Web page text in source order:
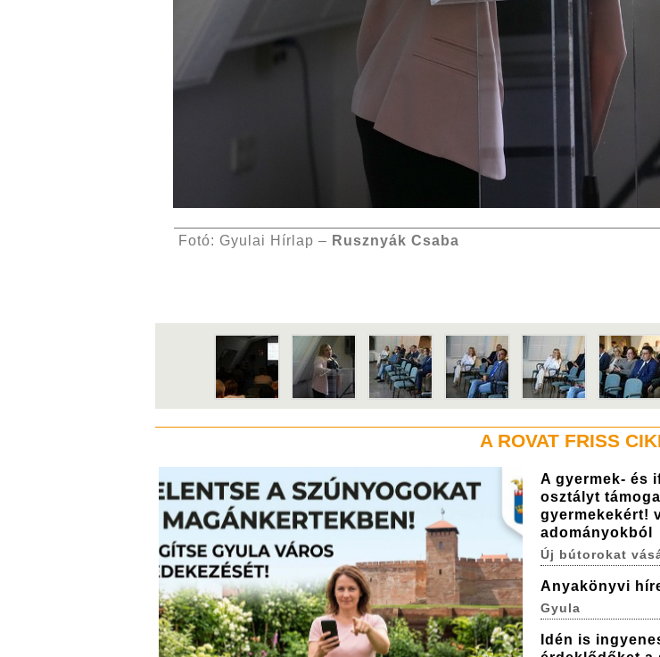
Fotó: Gyulai Hírlap – Rusznyák Csaba
A ROVAT FRISS
A gyermek- és
osztályt
gyermekekért!
adományokból
Új bútorokat
Anyakönyvi
Gyula
Idén is